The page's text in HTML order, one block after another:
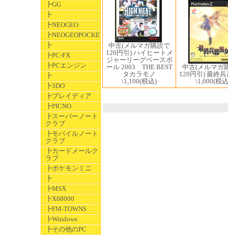
┣GG
┣
┣NEOGEO
┣NEOGEOPOCKET
┣
┣PC-FX
┣PCエンジン
┣
┣3DO
┣プレイディア
┣PICNO
┣スーパーノート
クラブ
┣モバイルノート
クラブ
┣カードメールク
ラブ
┣ポケモンミニ
┣
┣MSX
┣X68000
┣FM-TOWNS
┣Windows
┣その他のPC
中古(メルマガ購読で
120円引) ハイヒートメ
ジャーリーグベースボ
ール 2003 THE BEST
タカラモノ
\1,100(税込)
中古(メルマガ
120円引) 最終
\1,000(税